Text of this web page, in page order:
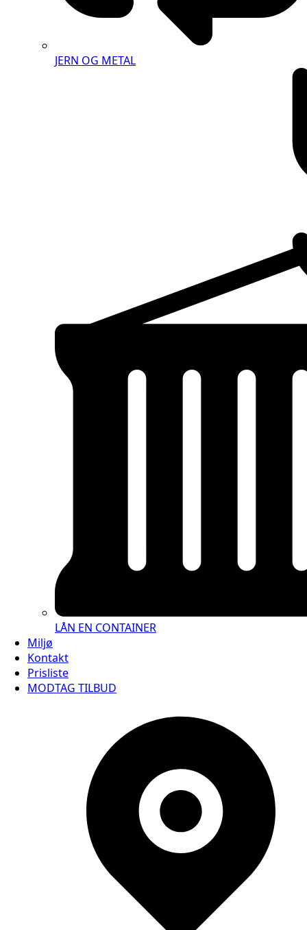
JERN OG METAL
LÅN EN CONTAINER
Miljø
Kontakt
Prisliste
MODTAG TILBUD